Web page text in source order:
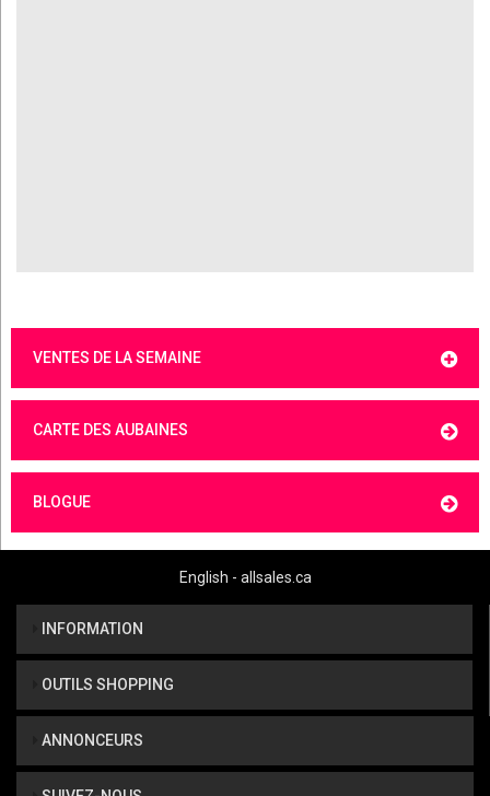
VENTES DE LA SEMAINE
CARTE DES AUBAINES
BLOGUE
English - allsales.ca
INFORMATION
OUTILS SHOPPING
ANNONCEURS